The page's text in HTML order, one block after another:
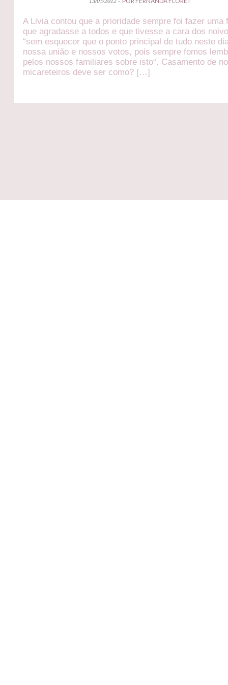
A Livia contou que a prioridade sempre foi fazer uma
que agradasse a todos e que tivesse a cara dos
“sem esquecer que o ponto principal de tudo neste
nossa união e nossos votos, pois sempre fomos
pelos nossos familiares sobre isto“. Casamento de
micareteiros deve ser como? […]